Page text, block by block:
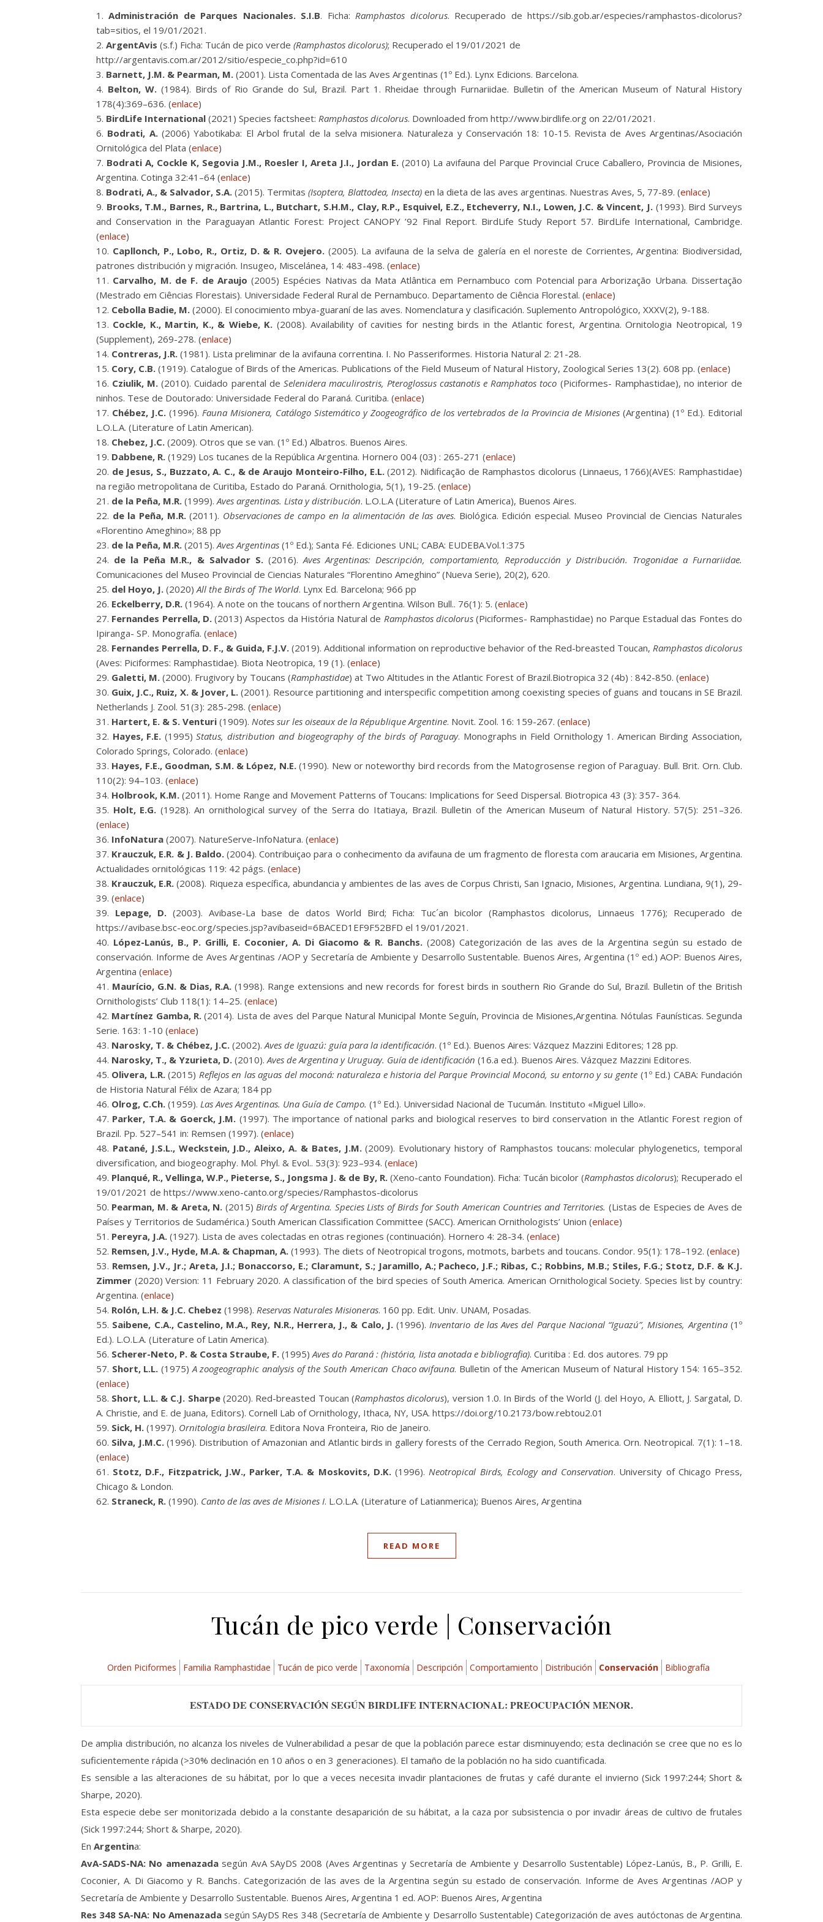
Administración de Parques Nacionales. S.I.B. Ficha:Ramphastos dicolorus. Recuperado de https://sib.gob.ar/especies/ramphastos-dicolorus?
tab=sitios, el 19/01/2021.
ArgentAvis (s.f.) Ficha: Tucán de pico verde (Ramphastos dicolorus); Recuperado el 19/01/2021 de
http://argentavis.com.ar/2012/sitio/especie_co.php?id=610
Barnett, J.M. & Pearman, M. (2001). Lista Comentada de las Aves Argentinas (1º Ed.). Lynx Edicions. Barcelona.
Belton, W.(1984). Birds of Rio Grande do Sul, Brazil. Part 1. Rheidae through Furnariidae. Bulletin of the American Museum of Natural History
178(4):369–636. (enlace)
BirdLife International (2021) Species factsheet: Ramphastos dicolorus. Downloaded from http://www.birdlife.org on 22/01/2021.
Bodrati, A.(2006) Yabotikaba: El Arbol frutal de la selva misionera. Naturaleza y Conservación 18: 10-15. Revista de Aves Argentinas/Asociación
Ornitológica del Plata (enlace)
Bodrati A, Cockle K, Segovia J.M., Roesler I, Areta J.I., Jordan E. (2010) La avifauna del Parque Provincial Cruce Caballero, Provincia de Misiones,
Argentina. Cotinga 32:41–64 (enlace)
Bodrati, A., & Salvador, S.A. (2015). Termitas (Isoptera, Blattodea, Insecta) en la dieta de las aves argentinas. Nuestras Aves, 5, 77-89. (enlace)
Brooks, T.M., Barnes, R., Bartrina, L., Butchart, S.H.M., Clay, R.P., Esquivel, E.Z., Etcheverry, N.I., Lowen, J.C. & Vincent, J. (1993). Bird Surveys
and Conservation in the Paraguayan Atlantic Forest: Project CANOPY ’92 Final Report. BirdLife Study Report 57. BirdLife International, Cambridge.
(enlace)
Capllonch, P., Lobo, R., Ortiz, D. & R. Ovejero.(2005). La avifauna de la selva de galería en el noreste de Corrientes, Argentina: Biodiversidad,
patrones distribución y migración. Insugeo, Miscelánea, 14: 483-498. (enlace)
Carvalho, M. de F. de Araujo (2005) Espécies Nativas da Mata Atlântica em Pernambuco com Potencial para Arborização Urbana. Dissertação
(Mestrado em Ciências Florestais). Universidade Federal Rural de Pernambuco. Departamento de Ciência Florestal. (enlace)
Cebolla Badie, M. (2000). El conocimiento mbya-guaraní de las aves. Nomenclatura y clasificación. Suplemento Antropológico, XXXV(2), 9-188.
Cockle, K., Martin, K., & Wiebe, K. (2008). Availability of cavities for nesting birds in the Atlantic forest, Argentina. Ornitologia Neotropical, 19
(Supplement), 269-278. (enlace)
Contreras, J.R. (1981). Lista preliminar de la avifauna correntina. I. No Passeriformes. Historia Natural 2: 21-28.
Cory, C.B. (1919). Catalogue of Birds of the Americas. Publications of the Field Museum of Natural History, Zoological Series 13(2). 608 pp. (enlace)
Cziulik, M. (2010). Cuidado parental de Selenidera maculirostris, Pteroglossus castanotis e Ramphatos toco (Piciformes- Ramphastidae), no interior de
ninhos. Tese de Doutorado: Universidade Federal do Paraná. Curitiba. (enlace)
Chébez, J.C. (1996).Fauna Misionera, Catálogo Sistemático y Zoogeográfico de los vertebrados de la Provincia de Misiones(Argentina) (1º Ed.). Editorial
L.O.L.A. (Literature of Latin American).
Chebez, J.C. (2009). Otros que se van. (1º Ed.) Albatros. Buenos Aires.
Dabbene, R. (1929) Los tucanes de la República Argentina. Hornero 004 (03) : 265-271 (enlace)
de Jesus, S., Buzzato, A. C., & de Araujo Monteiro-Filho, E.L.(2012). Nidificação de Ramphastos dicolorus (Linnaeus, 1766)(AVES: Ramphastidae)
na região metropolitana de Curitiba, Estado do Paraná. Ornithologia, 5(1), 19-25. (enlace)
de la Peña, M.R. (1999).Aves argentinas. Lista y distribución. L.O.L.A (Literature of Latin America), Buenos Aires.
de la Peña, M.R.(2011). Observaciones de campo en la alimentación de las aves. Biológica. Edición especial. Museo Provincial de Ciencias Naturales
«Florentino Ameghino»; 88 pp
de la Peña, M.R. (2015).Aves Argentinas (1º Ed.); Santa Fé. Ediciones UNL; CABA: EUDEBA.Vol.1:375
de la Peña M.R., & Salvador S.(2016).Aves Argentinas: Descripción, comportamiento, Reproducción y Distribución. Trogonidae a Furnariidae.
Comunicaciones del Museo Provincial de Ciencias Naturales “Florentino Ameghino” (Nueva Serie), 20(2), 620.
del Hoyo, J. (2020)All the Birds of The World. Lynx Ed. Barcelona; 966 pp
Eckelberry, D.R. (1964). A note on the toucans of northern Argentina. Wilson Bull.. 76(1): 5. (enlace)
Fernandes Perrella, D.(2013) Aspectos da História Natural de Ramphastos dicolorus(Piciformes- Ramphastidae) no Parque Estadual das Fontes do
Ipiranga- SP. Monografía. (enlace)
Fernandes Perrella, D. F., & Guida, F.J.V. (2019). Additional information on reproductive behavior of the Red-breasted Toucan, Ramphastos dicolorus
(Aves: Piciformes: Ramphastidae). Biota Neotropica, 19 (1). (enlace)
Galetti, M. (2000). Frugivory by Toucans (Ramphastidae) at Two Altitudes in the Atlantic Forest of Brazil.Biotropica 32 (4b) : 842-850. (enlace)
Guix, J.C., Ruiz, X. & Jover, L.(2001). Resource partitioning and interspecific competition among coexisting species of guans and toucans in SE Brazil.
Netherlands J. Zool. 51(3): 285-298. (enlace)
Hartert, E. & S. Venturi (1909). Notes sur les oiseaux de la République Argentine. Novit. Zool. 16: 159-267. (enlace)
Hayes, F.E. (1995)Status, distribution and biogeography of the birds of Paraguay. Monographs in Field Ornithology 1. American Birding Association,
Colorado Springs, Colorado. (enlace)
Hayes, F.E., Goodman, S.M. & López, N.E.(1990). New or noteworthy bird records from the Matogrosense region of Paraguay. Bull. Brit. Orn. Club.
110(2): 94–103. (enlace)
Holbrook, K.M. (2011). Home Range and Movement Patterns of Toucans: Implications for Seed Dispersal. Biotropica 43 (3): 357- 364.
Holt, E.G. (1928). An ornithological survey of the Serra do Itatiaya, Brazil. Bulletin of the American Museum of Natural History. 57(5): 251–326.
(enlace)
InfoNatura (2007). NatureServe-InfoNatura. (enlace)
Krauczuk, E.R. & J. Baldo.(2004). Contribuiçao para o conhecimento da avifauna de um fragmento de floresta com araucaria em Misiones, Argentina.
Actualidades ornitológicas 119: 42 págs. (enlace)
Krauczuk, E.R. (2008). Riqueza específica, abundancia y ambientes de las aves de Corpus Christi, San Ignacio, Misiones, Argentina. Lundiana, 9(1), 29-
39. (enlace)
Lepage, D.(2003). Avibase-La base de datos World Bird; Ficha: Tuc´an bicolor (Ramphastos dicolorus, Linnaeus 1776); Recuperado de
https://avibase.bsc-eoc.org/species.jsp?avibaseid=6BACED1EF9F52BFD el 19/01/2021.
López-Lanús, B., P. Grilli, E. Coconier, A. Di Giacomo & R. Banchs.(2008) Categorización de las aves de la Argentina según su estado de
conservación. Informe de Aves Argentinas /AOP y Secretaría de Ambiente y Desarrollo Sustentable. Buenos Aires, Argentina (1º ed.) AOP: Buenos Aires,
Argentina (enlace)
Maurício, G.N. & Dias, R.A. (1998). Range extensions and new records for forest birds in southern Rio Grande do Sul, Brazil. Bulletin of the British
Ornithologists’ Club 118(1): 14–25. (enlace)
Martínez Gamba, R.(2014). Lista de aves del Parque Natural Municipal Monte Seguín, Provincia de Misiones,Argentina. Nótulas Faunísticas. Segunda
Serie. 163: 1-10 (enlace)
Narosky, T. & Chébez, J.C. (2002).Aves de Iguazú: guía para la identificación. (1º Ed.). Buenos Aires: Vázquez Mazzini Editores; 128 pp.
Narosky, T., & Yzurieta, D. (2010).Aves de Argentina y Uruguay. Guía de identificación (16.a ed.). Buenos Aires. Vázquez Mazzini Editores.
Olivera, L.R.(2015) Reflejos en las aguas del moconá: naturaleza e historia del Parque Provincial Moconá, su entorno y su gente (1º Ed.) CABA: Fundación
de Historia Natural Félix de Azara; 184 pp
Olrog, C.Ch. (1959). Las Aves Argentinas. Una Guía de Campo. (1º Ed.). Universidad Nacional de Tucumán. Instituto «Miguel Lillo».
Parker, T.A. & Goerck, J.M. (1997). The importance of national parks and biological reserves to bird conservation in the Atlantic Forest region of
Brazil. Pp. 527–541 in: Remsen (1997). (enlace)
Patané, J.S.L., Weckstein, J.D., Aleixo, A. & Bates, J.M.(2009). Evolutionary history of Ramphastos toucans: molecular phylogenetics, temporal
diversification, and biogeography. Mol. Phyl. & Evol.. 53(3): 923–934. (enlace)
Planqué, R., Vellinga, W.P., Pieterse, S., Jongsma J. & de By, R.(Xeno-canto Foundation). Ficha: Tucán bicolor (Ramphastos dicolorus); Recuperado el
19/01/2021 de https://www.xeno-canto.org/species/Ramphastos-dicolorus
Pearman, M. & Areta, N. (2015)Birds of Argentina. Species Lists of Birds for South American Countries and Territories. (Listas de Especies de Aves de
Países y Territorios de Sudamérica.) South American Classification Committee (SACC). American Ornithologists’ Union (enlace)
Pereyra, J.A. (1927). Lista de aves colectadas en otras regiones (continuación). Hornero 4: 28-34. (enlace)
Remsen, J.V., Hyde, M.A. & Chapman, A. (1993). The diets of Neotropical trogons, motmots, barbets and toucans. Condor. 95(1): 178–192. (enlace)
Remsen, J.V., Jr.; Areta, J.I.; Bonaccorso, E.; Claramunt, S.; Jaramillo, A.; Pacheco, J.F.; Ribas, C.; Robbins, M.B.; Stiles, F.G.; Stotz, D.F. & K.J.
Zimmer (2020) Version: 11 February 2020. A classification of the bird species of South America. American Ornithological Society. Species list by country:
Argentina. (enlace)
Rolón, L.H. & J.C. Chebez (1998). Reservas Naturales Misioneras. 160 pp. Edit. Univ. UNAM, Posadas.
Saibene, C.A., Castelino, M.A., Rey, N.R., Herrera, J., & Calo, J.(1996).Inventario de las Aves del Parque Nacional “Iguazú”, Misiones, Argentina(1º
Ed.). L.O.L.A. (Literature of Latin America).
Scherer-Neto, P. & Costa Straube, F. (1995)Aves do Paraná : (história, lista anotada e bibliografia). Curitiba : Ed. dos autores. 79 pp
Short, L.L. (1975)A zoogeographic analysis of the South American Chaco avifauna. Bulletin of the American Museum of Natural History 154: 165–352.
(enlace)
Short, L.L. & C.J. Sharpe(2020). Red-breasted Toucan (Ramphastos dicolorus), version 1.0. In Birds of the World (J. del Hoyo, A. Elliott, J. Sargatal, D.
A. Christie, and E. de Juana, Editors). Cornell Lab of Ornithology, Ithaca, NY, USA. https://doi.org/10.2173/bow.rebtou2.01
Sick, H. (1997). Ornitologia brasileira. Editora Nova Fronteira, Rio de Janeiro.
Silva, J.M.C.(1996). Distribution of Amazonian and Atlantic birds in gallery forests of the Cerrado Region, South America. Orn. Neotropical. 7(1): 1–18.
(enlace)
Stotz, D.F., Fitzpatrick, J.W., Parker, T.A. & Moskovits, D.K.(1996).Neotropical Birds, Ecology and Conservation. University of Chicago Press,
Chicago & London.
Straneck, R. (1990). Canto de las aves de Misiones I. L.O.L.A. (Literature of Latianmerica); Buenos Aires, Argentina
READ MORE
Tucán de pico verde | Conservación
Orden Piciformes Familia Ramphastidae Tucán de pico verde Taxonomía Descripción Comportamiento Distribución Conservación Bibliografía
ESTADO DE CONSERVACIÓN SEGÚN BIRDLIFE INTERNACIONAL: PREOCUPACIÓN MENOR.
De amplia distribución, no alcanza los niveles de Vulnerabilidad a pesar de que la población parece estar disminuyendo; esta declinación se cree que no es lo
suficientemente rápida (>30% declinación en 10 años o en 3 generaciones). El tamaño de la población no ha sido cuantificada.
Es sensible a las alteraciones de su hábitat, por lo que a veces necesita invadir plantaciones de frutas y café durante el invierno (Sick 1997:244; Short &
Sharpe, 2020).
Esta especie debe ser monitorizada debido a la constante desaparición de su hábitat, a la caza por subsistencia o por invadir áreas de cultivo de frutales
(Sick 1997:244; Short & Sharpe, 2020).
En Argentina:
AvA-SADS-NA: No amenazadasegún AvA SAyDS 2008 (Aves Argentinas y Secretaría de Ambiente y Desarrollo Sustentable) López-Lanús, B., P. Grilli, E.
Coconier, A. Di Giacomo y R. Banchs. Categorización de las aves de la Argentina según su estado de conservación. Informe de Aves Argentinas /AOP y
Secretaría de Ambiente y Desarrollo Sustentable. Buenos Aires, Argentina 1 ed. AOP: Buenos Aires, Argentina
Res 348 SA-NA: No Amenazadasegún SAyDS Res 348 (Secretaría de Ambiente y Desarrollo Sustentable) Categorización de aves autóctonas de Argentina.